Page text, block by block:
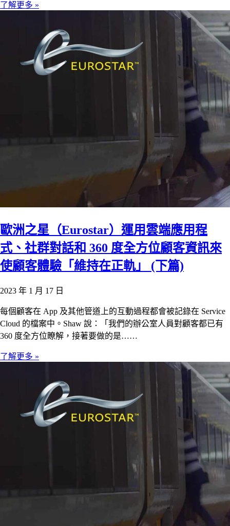
了解更多 »
歐洲之星（Eurostar）運用雲端應用程
式、社群對話和 360 度全方位顧客資訊來
使顧客體驗「維持在正軌」 (下篇)
2023 年 1 月 17 日
每個顧客在 App 及其他管道上的互動過程都會被記錄在 Service
Cloud 的檔案中。Shaw 說：「我們的辦公室人員對顧客都已有
360 度全方位瞭解，接著要做的是……
了解更多 »